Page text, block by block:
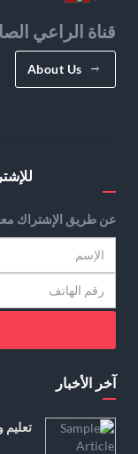
قناة الراعي
About Us
عن طريق الإشتراك
آخر الأخبار
تعليم